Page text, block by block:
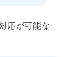
応が可能な